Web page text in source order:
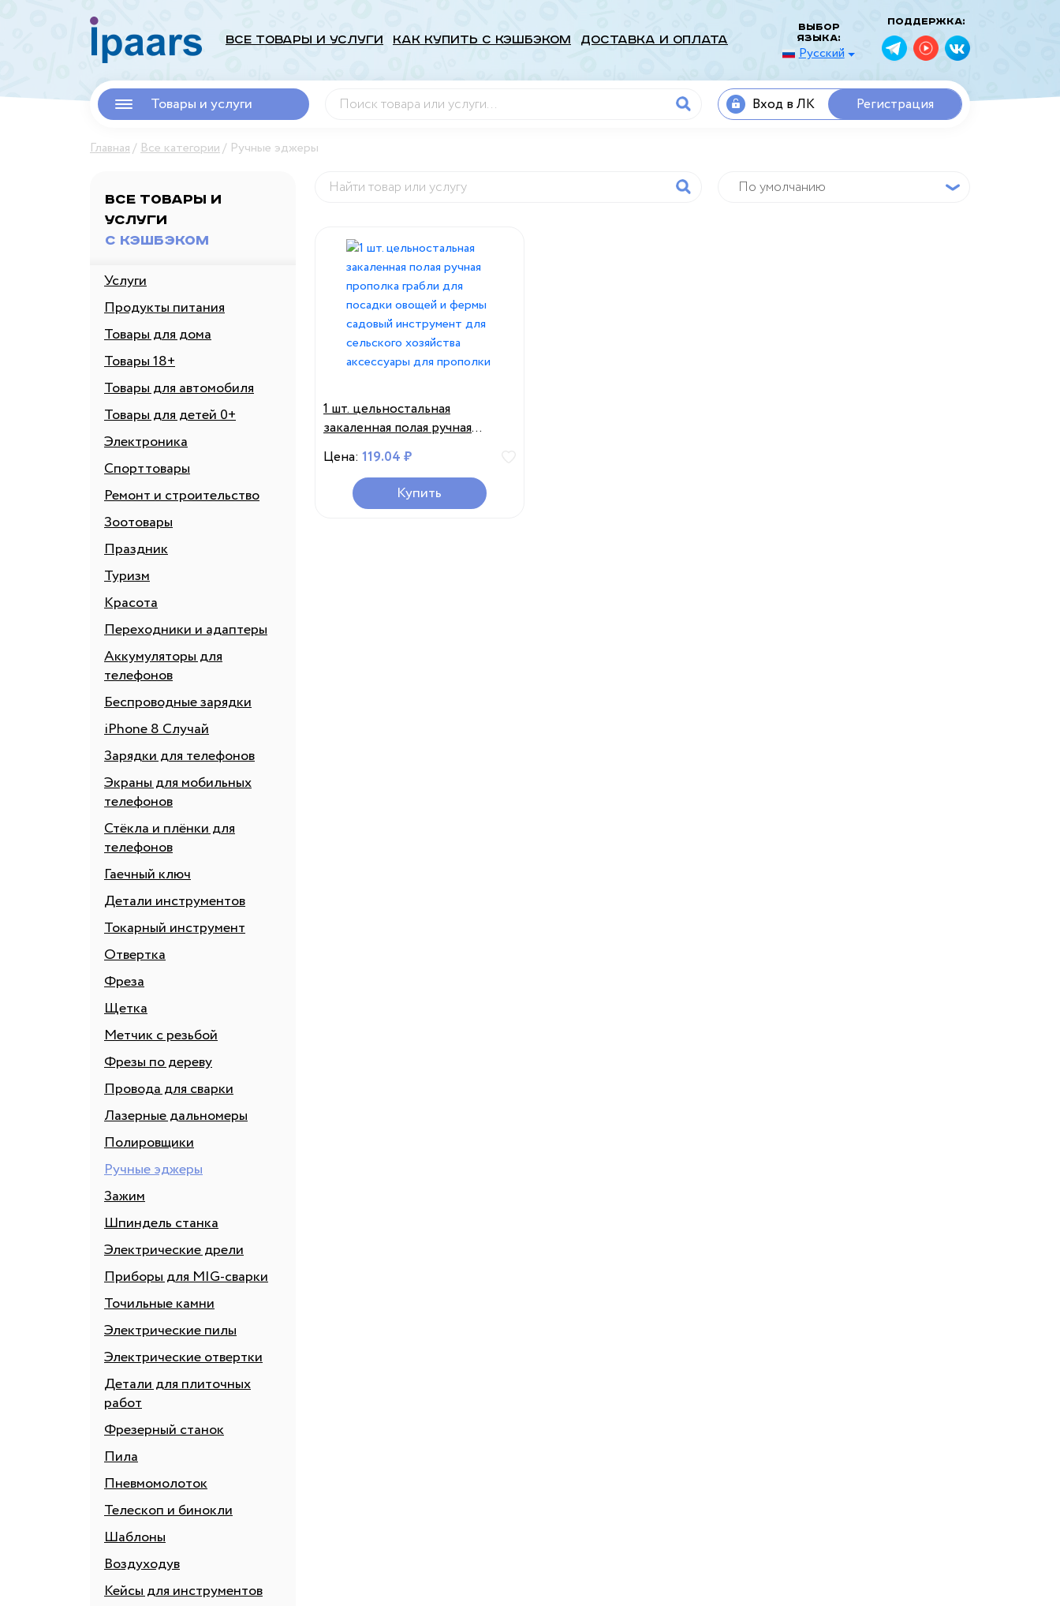
Все Товары и Услуги Как купить с кэшбэком Доставка и оплата
Выбор
языка:
Русский
Поддержка:
Товары и услуги Вход в ЛК Регистрация
Главная Все категории Ручные эджеры
Все товары и
услуги
с кэшбэком
Услуги
Продукты питания
Товары для дома
Товары 18+
Товары для автомобиля
Товары для детей 0+
Электроника
Спорттовары
Ремонт и строительство
Зоотовары
Праздник
Туризм
Красота
Переходники и адаптеры
Аккумуляторы для
телефонов
Беспроводные зарядки
iPhone 8 Случай
Зарядки для телефонов
Экраны для мобильных
телефонов
Стёкла и плёнки для
телефонов
Гаечный ключ
Детали инструментов
Токарный инструмент
Отвертка
Фреза
Щетка
Метчик с резьбой
Фрезы по дереву
Провода для сварки
Лазерные дальномеры
Полировщики
Ручные эджеры
Зажим
Шпиндель станка
Электрические дрели
Приборы для MIG-сварки
Точильные камни
Электрические пилы
Электрические отвертки
Детали для плиточных
работ
Фрезерный станок
Пила
Пневмомолоток
Телескоп и бинокли
Шаблоны
Воздуходув
Кейсы для инструментов
1 шт. цельностальная
закаленная полая ручная
прополка грабли для посадки
овощей и фермы садовый
инструмент для сельского
хозяйства аксессуары для
Цена: 119.04 ₽
Купить